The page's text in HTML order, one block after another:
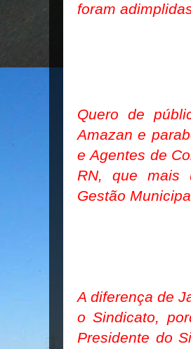
foram
Quero de
Amazan e
e Agentes de
RN, que mais
Gestão
A diferença de
o Sindicato,
Presidente do